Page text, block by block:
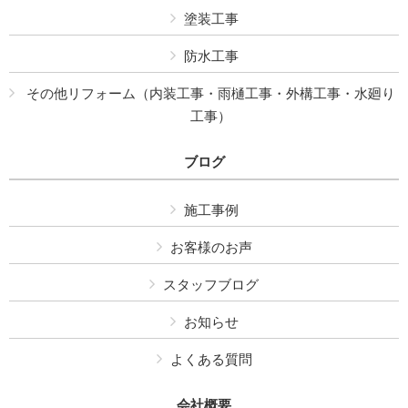
塗装工事
防水工事
その他リフォーム（内装工事・雨樋工事・外構工事・水廻り
工事）
ブログ
施工事例
お客様のお声
スタッフブログ
お知らせ
よくある質問
会社概要